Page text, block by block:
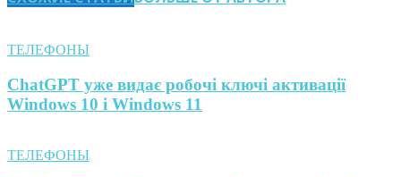
ТЕЛЕФОНЫ
ChatGPT уже видає робочі ключі активації
Windows 10 і Windows 11
ТЕЛЕФОНЫ